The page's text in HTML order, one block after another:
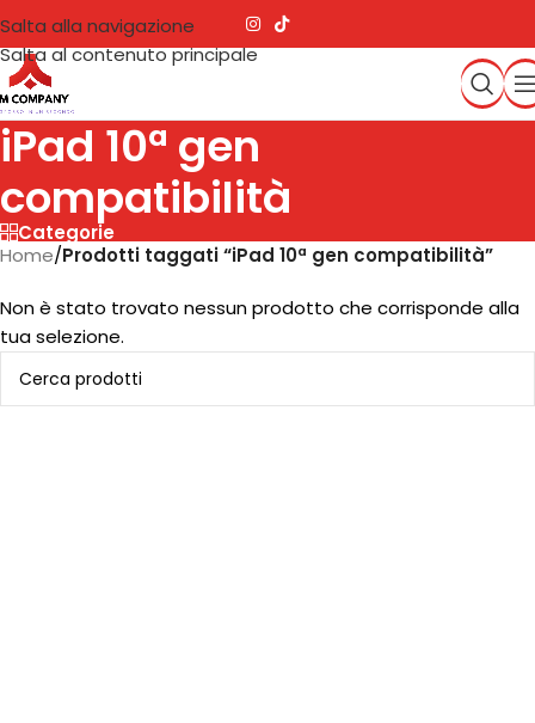
Salta alla navigazione
Salta al contenuto principale
iPad 10ª gen
compatibilità
Categorie
Home/Prodotti taggati “iPad 10ª gen compatibilità”
Non è stato trovato nessun prodotto che corrisponde alla
tua selezione.